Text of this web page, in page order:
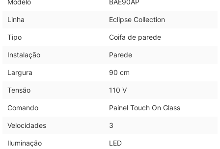
Modelo BAE90AP
Linha Eclipse Collection
Tipo Coifa de parede
Instalação Parede
Largura 90 cm
Tensão 110 V
Comando Painel Touch On Glass
Velocidades 3
Iluminação LED